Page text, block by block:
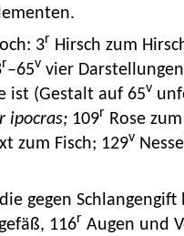
3r Hirsch zum
r–65v vier
ist (Gestalt auf 65v
ipocras;109r Rose
zum Fisch; 129v
gegen
116r Augen und